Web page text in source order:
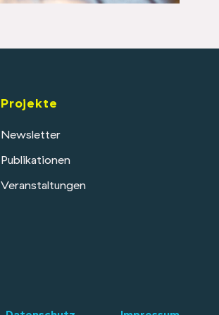
Projekte
Newsletter
Publikationen
Veranstaltungen